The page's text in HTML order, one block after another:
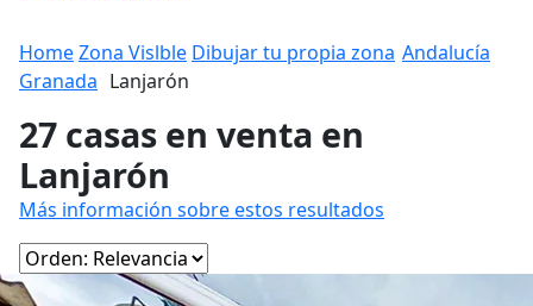
HomeZona Vislble Dibujar tu propia zona Andalucía
Granada Lanjarón
27 casas en venta en
Lanjarón
Más información sobre estos resultados